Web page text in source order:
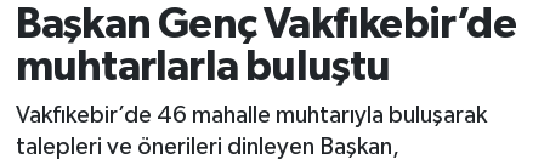
Başkan Genç Vakfıkebir’de
muhtarlarla buluştu
Vakfıkebir’de 46 mahalle muhtarıyla buluşarak
talepleri ve önerileri dinleyen Başkan,
Trabzon Namaz Vakitleri
Trabzon Trafik Yoğunluk Haritası
Süper Lig Puan Durumu ve Fikstür